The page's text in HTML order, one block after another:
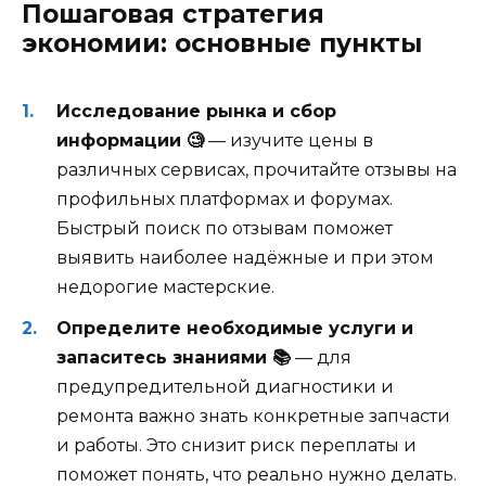
Пошаговая стратегия
экономии: основные пункты
Исследование рынка и сбор
информации 🧐— изучите цены в
различных сервисах, прочитайте отзывы на
профильных платформах и форумах.
Быстрый поиск по отзывам поможет
выявить наиболее надёжные и при этом
недорогие мастерские.
Определите необходимые услуги и
запаситесь знаниями 📚— для
предупредительной диагностики и
ремонта важно знать конкретные запчасти
и работы. Это снизит риск переплаты и
поможет понять, что реально нужно делать.